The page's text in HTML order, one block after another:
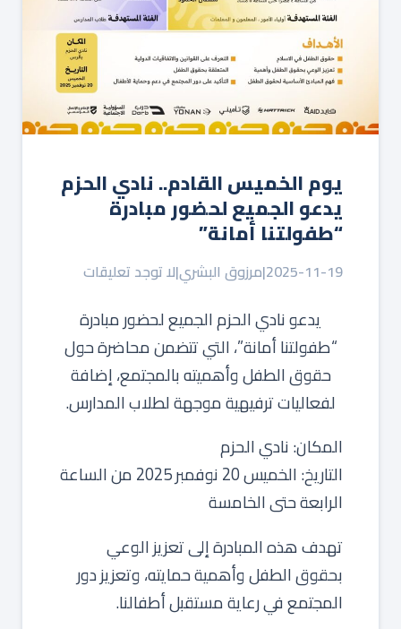
يوم الخميس القادم.. نادي الحزم
يدعو الجميع لحضور مبادرة
“طفولتنا أمانة”
2025-11-19
|مرزوق البشري|لا توجد تعليقات
يدعو نادي الحزم الجميع لحضور مبادرة
“طفولتنا أمانة”، التي تتضمن محاضرة حول
حقوق الطفل وأهميته بالمجتمع، إضافة
لفعاليات ترفيهية موجهة لطلاب المدارس.
المكان: نادي الحزم
التاريخ: الخميس 20 نوفمبر 2025 من الساعة
الرابعة حتى الخامسة
تهدف هذه المبادرة إلى تعزيز الوعي
بحقوق الطفل وأهمية حمايته، وتعزيز دور
المجتمع في رعاية مستقبل أطفالنا.